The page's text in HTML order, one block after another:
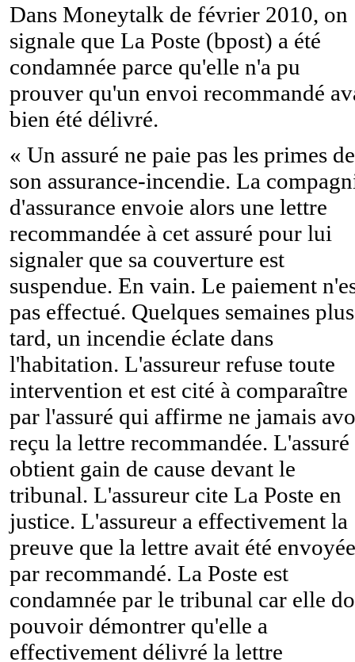
Dans Moneytalk de février 2010, on
signale que La Poste (bpost) a été
condamnée parce qu'elle n'a pu
prouver qu'un envoi recommandé
bien été délivré.
« Un assuré ne paie pas les primes de
son assurance-incendie. La
d'assurance envoie alors une lettre
recommandée à cet assuré pour lui
signaler que sa couverture est
suspendue. En vain. Le paiement
pas effectué. Quelques semaines plus
tard, un incendie éclate dans
l'habitation. L'assureur refuse toute
intervention et est cité à comparaître
par l'assuré qui affirme ne jamais
reçu la lettre recommandée. L'assuré
obtient gain de cause devant le
tribunal. L'assureur cite La Poste en
justice. L'assureur a effectivement la
preuve que la lettre avait été envoyée
par recommandé. La Poste est
condamnée par le tribunal car elle
pouvoir démontrer qu'elle a
effectivement délivré la lettre